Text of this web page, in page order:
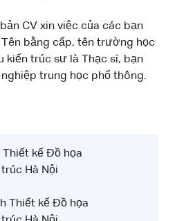
CV xin việc của các bạn
bằng cấp, tên trường học
kiến trúc sư là Thạc sĩ, bạn
trung học phổ thông.
Thiết kế Đồ họa
Hà Nội
Thiết kế Đồ họa